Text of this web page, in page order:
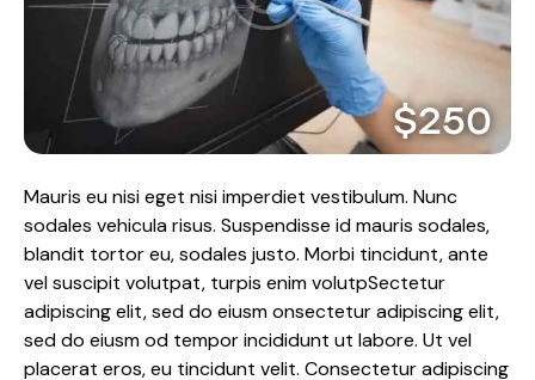
$250
Mauris eu nisi eget nisi imperdiet vestibulum. Nunc
sodales vehicula risus. Suspendisse id mauris sodales,
blandit tortor eu, sodales justo. Morbi tincidunt, ante
vel suscipit volutpat, turpis enim volutpSectetur
adipiscing elit, sed do eiusm onsectetur adipiscing elit,
sed do eiusm od tempor incididunt ut labore. Ut vel
placerat eros, eu tincidunt velit. Consectetur adipiscing